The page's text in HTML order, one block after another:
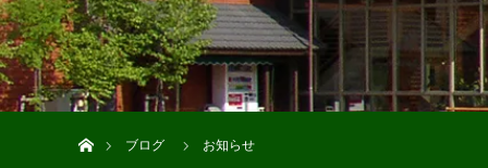
ブログ
お知らせ